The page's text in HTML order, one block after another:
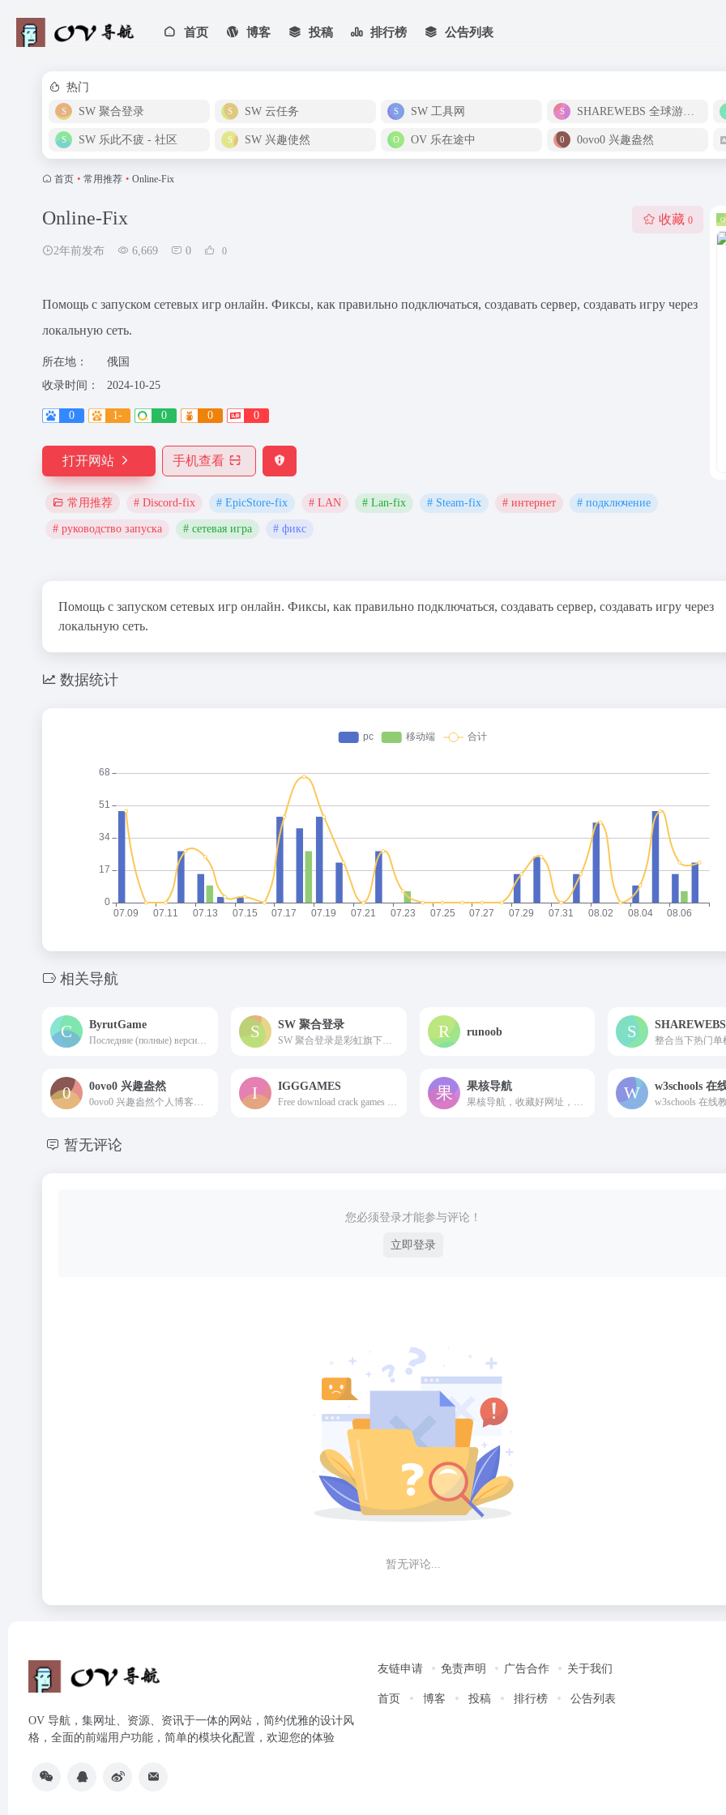
首页 博客 投稿 排行榜 公告列表
热门
SW 聚合登录
SW 云任务 SW 工具网 SHAREWEBS 全球游戏试玩影视体验中心
SW 乐此不疲 - 社区 SW 兴趣使然 OV 乐在途中 0ovo0 兴趣盎然
首页 • 常用推荐 • Online-Fix
Online-Fix
2年前发布 6,669 0 0
收藏 0
Помощь с запуском сетевых игр онлайн. Фиксы, как правильно подключаться, создавать сервер, создавать игру через
локальную сеть.
所在地：
俄国
收录时间：
2024-10-25
0 1- 0 0 0
打开网站 手机查看
常用推荐 # Discord-fix # EpicStore-fix # LAN # Lan-fix # Steam-fix # интернет # подключение
# руководство запуска # сетевая игра # фикс
Помощь с запуском сетевых игр онлайн. Фиксы, как правильно подключаться, создавать сервер, создавать игру через
локальную сеть.
数据统计
相关导航
ByrutGame SW 聚合登录
SW 聚合登录是彩虹旗下的社会化账号聚合登录系统，让网站的最终用户可以一站式选择使用包括微信、微博、QQ、百度等多种社会化帐号登录该站点。简化用户注册登录过程、改善用户浏览站点的体验、迅速提高网站注册量和用户数据量。有完善的开发文档与SDK，方便开发者快速接入。
runoob
SHAREWEBS
0ovo0 兴趣盎然 IGGGAMES 果核导航 w3schools 在
暂无评论
您必须登录才能参与评论！
立即登录
暂无评论...
OV 导航，集网址、资源、资讯于一体的网站，简约优雅的设计风
格，全面的前端用户功能，简单的模块化配置，欢迎您的体验
友链申请 免责声明 广告合作 关于我们
首页 博客 投稿 排行榜 公告列表